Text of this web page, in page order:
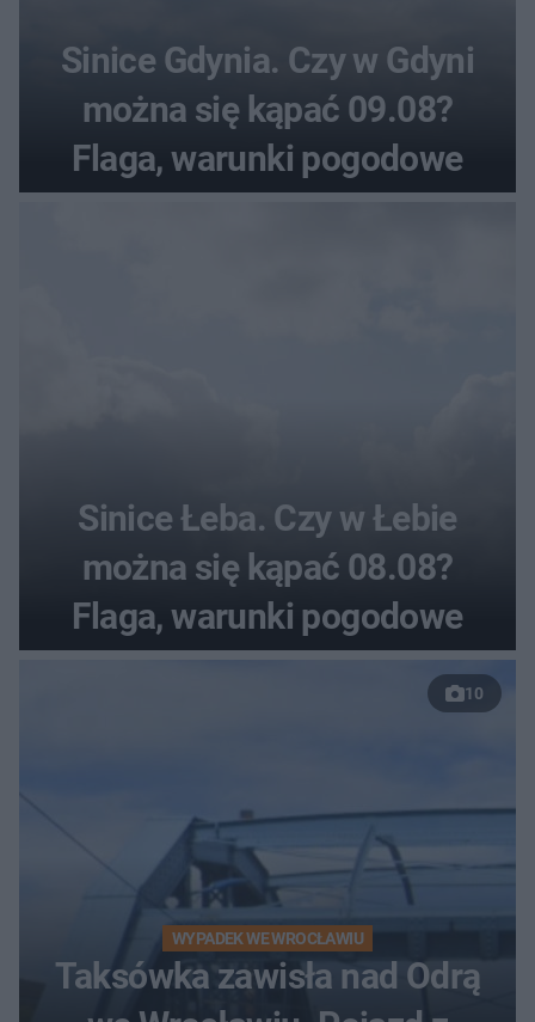
Sinice Gdynia. Czy w Gdyni
można się kąpać 09.08?
Flaga, warunki pogodowe
Sinice Łeba. Czy w Łebie
można się kąpać 08.08?
Flaga, warunki pogodowe
10
WYPADEK WE WROCŁAWIU
Taksówka zawisła nad Odrą